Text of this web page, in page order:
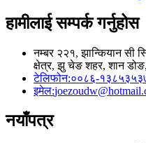
हामीलाई सम्पर्क गर्नुहोस
नम्बर २२१, झान्कियान सी
क्षेत्र, झु चेङ शहर, शान
टेलिफोन:००८६-
इमेल:
नयाँपत्र